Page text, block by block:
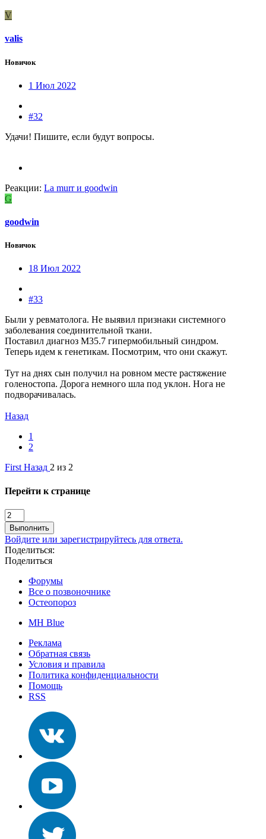
V
valis
Новичок
1 Июл 2022
#32
Удачи! Пишите, если будут вопросы.
Реакции: La murrи goodwin
G
goodwin
Новичок
18 Июл 2022
#33
Были у ревматолога. Не выявил признаки системного
заболевания соединительной ткани.
Поставил диагноз М35.7 гипермобильный синдром.
Теперь идем к генетикам. Посмотрим, что они скажут.
Тут на днях сын получил на ровном месте растяжение
голеностопа. Дорога немного шла под уклон. Нога не
подворачивалась.
Назад
1
2
First Назад 2 из 2
Перейти к странице
Выполнить
Войдите или зарегистрируйтесь для ответа.
Поделиться:
Поделиться
Форумы
Все о позвоночнике
Остеопороз
MH Blue
Реклама
Обратная связь
Условия и правила
Политика конфиденциальности
Помощь
RSS